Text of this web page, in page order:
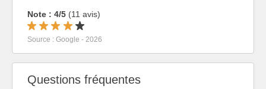
Note : 4/5 (11 avis)
Source : Google - 2026
Questions fréquentes